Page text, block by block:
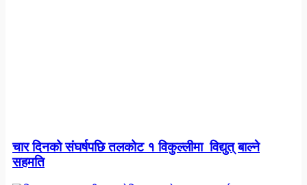
चार दिनको संघर्षपछि तलकोट १ विकुल्लीमा विद्युत् बाल्ने
सहमति